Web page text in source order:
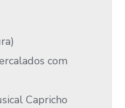
com
Capricho